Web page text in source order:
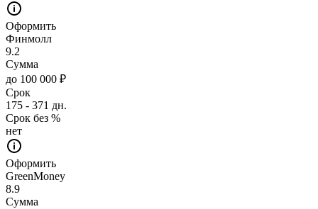
Оформить
Финмолл
9.2
Сумма
до 100 000 ₽
Срок
175 - 371 дн.
Срок без %
нет
Оформить
GreenMoney
8.9
Сумма